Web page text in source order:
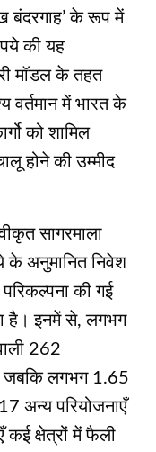
बंदरगाह’ के रूप में
की यह
मॉडल के तहत
वर्तमान में भारत के
को शामिल
होने की उम्मीद
सागरमाला
के अनुमानित निवेश
की गई
है। इनमें से, लगभग
262
जबकि लगभग 1.65
अन्य परियोजनाएँ
कई क्षेत्रों में फैली